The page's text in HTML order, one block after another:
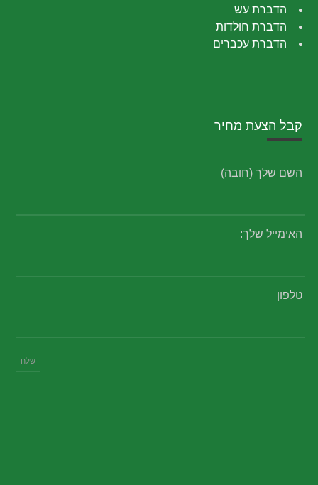
הדברת עש
הדברת חולדות
הדברת עכברים
קבל הצעת מחיר
השם שלך (חובה)
האימייל שלך:
טלפון